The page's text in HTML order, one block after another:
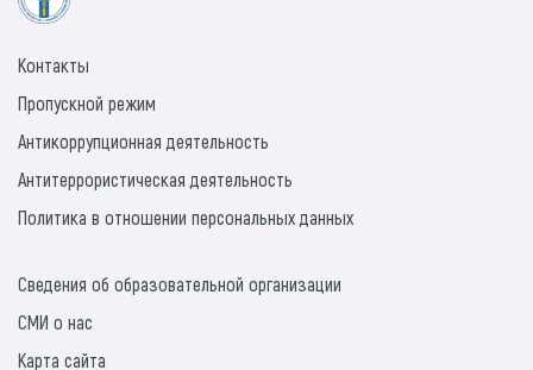
Контакты
Пропускной режим
Антикоррупционная деятельность
Антитеррористическая деятельность
Политика в отношении персональных данных
Сведения об образовательной организации
СМИ о нас
Карта сайта